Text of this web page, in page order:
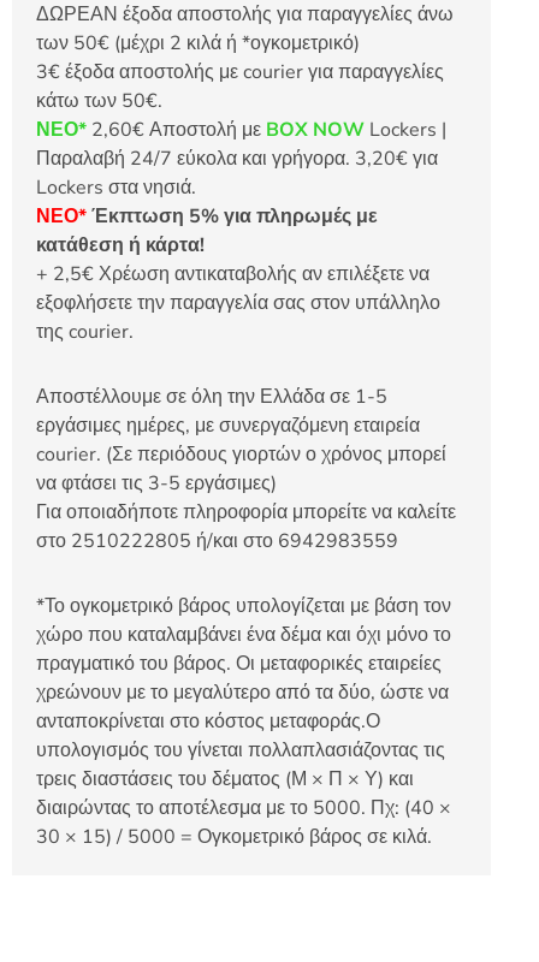
ΔΩΡΕΑΝ έξοδα αποστολής για παραγγελίες άνω
των 50€ (μέχρι 2 κιλά ή *ογκομετρικό)
3€ έξοδα αποστολής με courier για παραγγελίες
κάτω των 50€.
ΝΕΟ* 2,60€ Αποστολή με BOX NOW Lockers |
Παραλαβή 24/7 εύκολα και γρήγορα. 3,20€ για
Lockers στα νησιά.
ΝΕΟ*Έκπτωση 5% για πληρωμές με
κατάθεση ή κάρτα!
+ 2,5€ Χρέωση αντικαταβολής αν επιλέξετε να
εξοφλήσετε την παραγγελία σας στον υπάλληλο
της courier.
Αποστέλλουμε σε όλη την Ελλάδα σε 1-5
εργάσιμες ημέρες, με συνεργαζόμενη εταιρεία
courier. (Σε περιόδους γιορτών ο χρόνος μπορεί
να φτάσει τις 3-5 εργάσιμες)
Για οποιαδήποτε πληροφορία μπορείτε να καλείτε
στο 2510222805 ή/και στο 6942983559
*Το ογκομετρικό βάρος υπολογίζεται με βάση τον
χώρο που καταλαμβάνει ένα δέμα και όχι μόνο το
πραγματικό του βάρος. Οι μεταφορικές εταιρείες
χρεώνουν με το μεγαλύτερο από τα δύο, ώστε να
ανταποκρίνεται στο κόστος μεταφοράς.Ο
υπολογισμός του γίνεται πολλαπλασιάζοντας τις
τρεις διαστάσεις του δέματος (Μ × Π × Υ) και
διαιρώντας το αποτέλεσμα με το 5000. Πχ: (40 ×
30 × 15) / 5000 = Ογκομετρικό βάρος σε κιλά.